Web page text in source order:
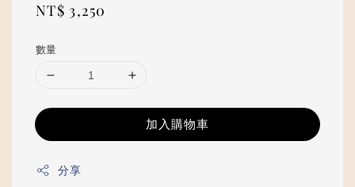
Regular
NT$ 3,250
數量
加入購物車
分享